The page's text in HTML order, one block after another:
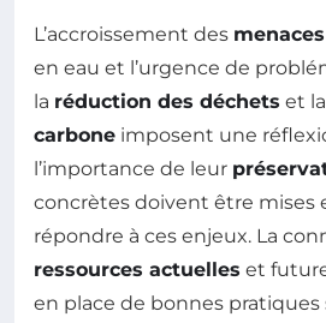
L’accroissement des menaces
en eau et l’urgence de
la réduction des déchets et la
carbone imposent une
l’importance de leur
concrètes doivent être
répondre à ces enjeux. La
ressources actuelles et
en place de bonnes pratiques